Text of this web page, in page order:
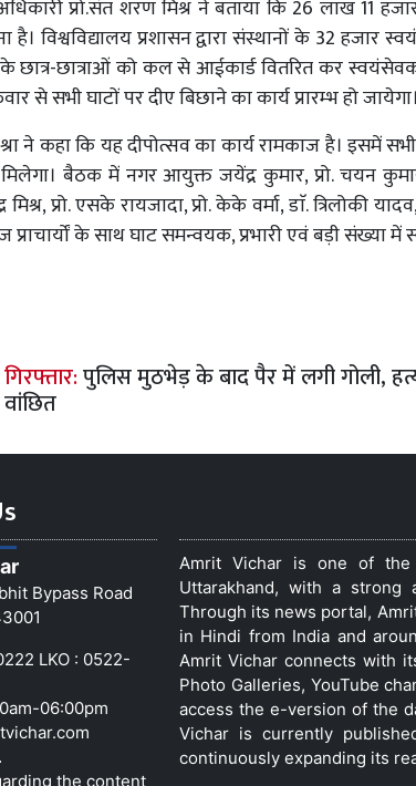
प्रो.संत शरण मिश्र ने बताया कि 26 लाख 11
है। विश्वविद्यालय प्रशासन द्वारा संस्थानों के 32 हजार
छात्र-छात्राओं को कल से आईकार्ड वितरित कर
से सभी घाटों पर दीए बिछाने का कार्य प्रारम्भ हो जायेगा।
ने कहा कि यह दीपोत्सव का कार्य रामकाज है। इसमें
बैठक में नगर आयुक्त जयेंद्र कुमार, प्रो. चयन
मिश्र, प्रो. एसके रायजादा, प्रो. केके वर्मा, डाॅ. त्रिलोकी
प्राचार्यों के साथ घाट समन्वयक, प्रभारी एवं बड़ी संख्या
पुलिस मुठभेड़ के बाद पैर में लगी गोली,
Bypass Road
LKO : 0522-
06:00pm
the content
Amrit Vichar is one of the
Uttarakhand, with a strong
Through its news portal,
in Hindi from India and
Amrit Vichar connects with
Photo Galleries, YouTube
access the e-version of the
Vichar is currently
continuously expanding its